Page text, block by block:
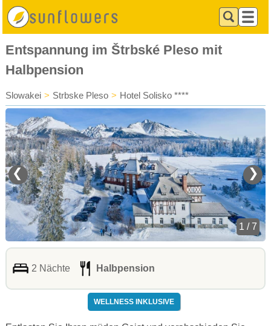
Entspannung im Štrbské Pleso mit
Halbpension
Slowakei > Strbske Pleso > Hotel Solisko ****
❮ ❯
1 / 7
2 Nächte Halbpension
WELLNESS INKLUSIVE